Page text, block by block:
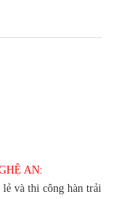
AN:
và thi công hàn trải